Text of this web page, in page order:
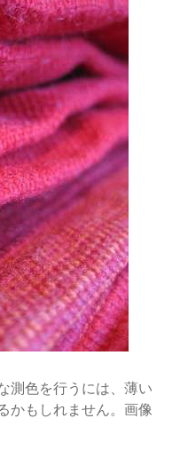
測色を行うには、薄い
かもしれません。画像